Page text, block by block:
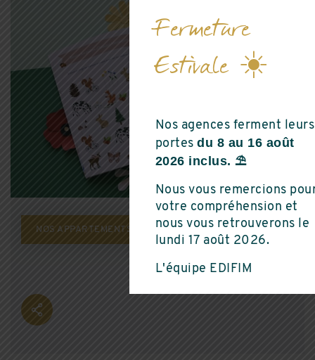
NOS APPARTEMENTS NEUFS
Fermeture
Estivale ☀️
Nos agences ferment leurs
portesdu 8 au 16 août
2026 inclus. ⛱️
Nous vous remercions
votre compréhension et
nous vous retrouverons le
lundi 17 août 2026.
L'équipe EDIFIM